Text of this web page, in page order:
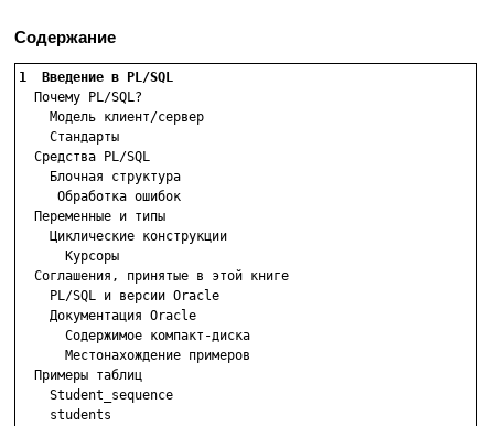
Содержание
1  Введение в PL/SQL
Почему PL/SQL?
    Модель клиент/сервер
    Стандарты
  Средства PL/SQL
    Блочная структура
     Обработка ошибок
  Переменные и типы
    Циклические конструкции
      Курсоры
  Соглашения, принятые в этой книге
    PL/SQL и версии Oracle
    Документация Oracle
      Содержимое компакт-диска
      Местонахождение примеров
  Примеры таблиц
    Student_sequence
    students